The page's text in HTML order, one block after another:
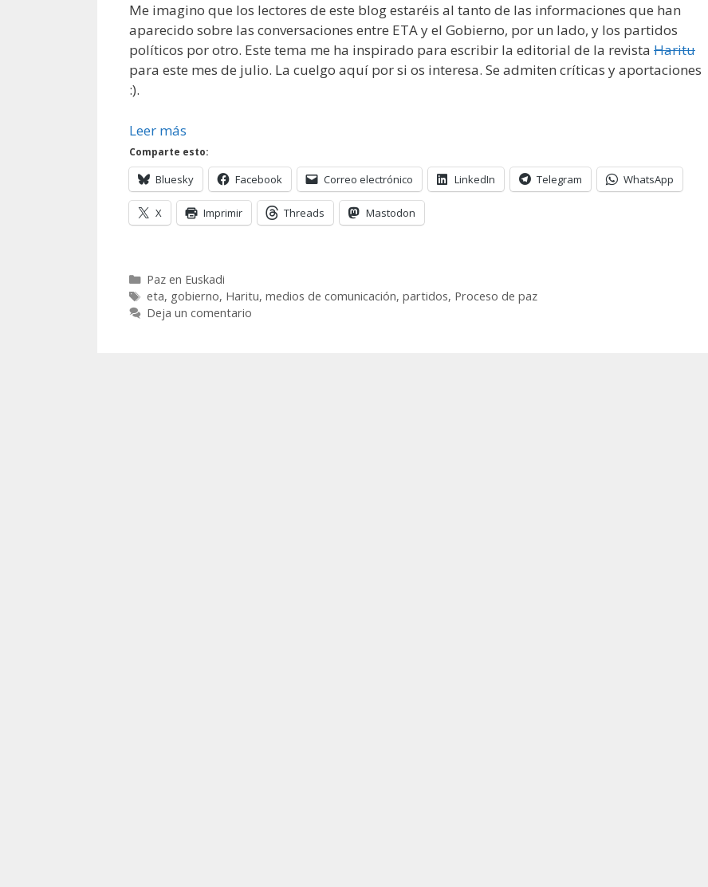
Me imagino que los lectores de este blog estaréis al tanto de las informaciones que han
aparecido sobre las conversaciones entre ETA y el Gobierno, por un lado, y los partidos
políticos por otro. Este tema me ha inspirado para escribir la editorial de la revista Haritu
para este mes de julio. La cuelgo aquí por si os interesa. Se admiten críticas y aportaciones
:).
Leer más
Comparte esto:
Bluesky Facebook Correo electrónico LinkedIn Telegram WhatsApp
X Imprimir Threads Mastodon
Categorías
Paz en Euskadi
Etiquetas
eta, gobierno, Haritu, medios de comunicación, partidos, Proceso de paz
Deja un comentario